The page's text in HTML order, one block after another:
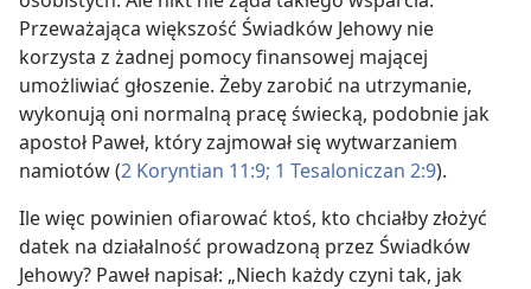
Przeważająca większość Świadków Jehowy nie
korzysta z żadnej pomocy finansowej mającej
umożliwiać głoszenie. Żeby zarobić na utrzymanie,
wykonują oni normalną pracę świecką, podobnie jak
apostoł Paweł, który zajmował się wytwarzaniem
namiotów (2 Koryntian 11:9; 1 Tesaloniczan 2:9).
Ile więc powinien ofiarować ktoś, kto chciałby złożyć
datek na działalność prowadzoną przez Świadków
Jehowy? Paweł napisał: „Niech każdy czyni tak, jak